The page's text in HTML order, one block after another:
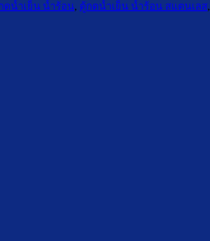
ดน้ำเย็น น้ำร้อน, ตู้กดน้ำเย็น น้ำร้อน สแตนเลส,